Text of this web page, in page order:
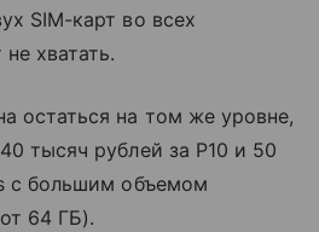
SIM-карт во всех
хватать.
остаться на том же уровне,
тысяч рублей за P10 и 50
с большим объемом
64 ГБ).